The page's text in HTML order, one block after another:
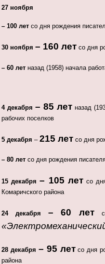
27 ноября
– 100 лет со дня рождения
30 ноября – 160 лет со дня
– 60 лет назад (1958) начала
4 декабря– 85 лет назад
рабочих поселков
5 декабря – 215 лет со дня
– 80 лет со дня рождения
15 декабря– 105 летсо
Комаричского района
24 декабря – 60 лет
28 декабря – 95 летсо дня
района